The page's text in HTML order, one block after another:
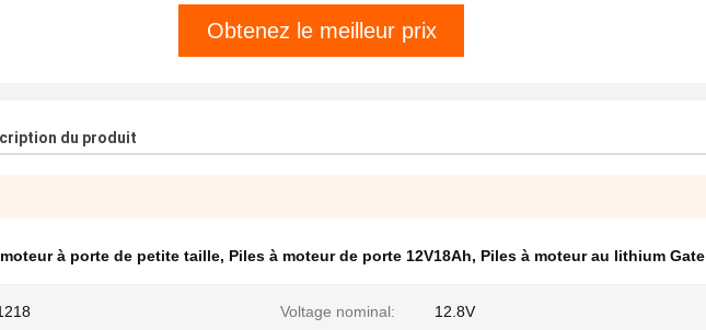
Obtenez le meilleur prix
du produit
à porte de petite taille, Piles à moteur de porte 12V18Ah, Piles à moteur au lithium Gate
Voltage nominal: 12.8V